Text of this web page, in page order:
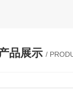
品展示 /